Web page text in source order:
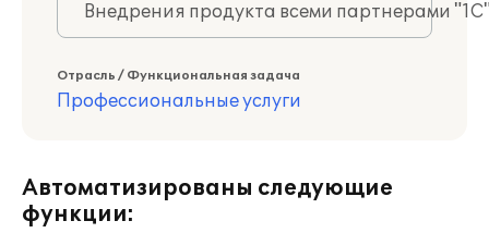
Внедрения продукта всеми партнерами
Отрасль / Функциональная задача
Профессиональные услуги
Автоматизированы следующие
функции: